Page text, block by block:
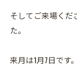
そしてご来場くだ
た。
来月は1月7日です。